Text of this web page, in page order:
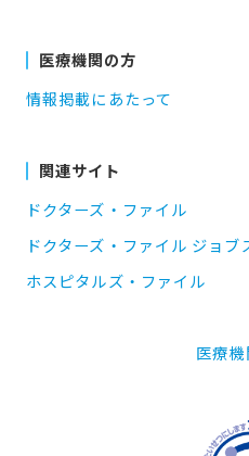
医療機関の方
情報掲載にあたって
関連サイト
ドクターズ・ファイル
ドクターズ・ファイル ジョブ
ホスピタルズ・ファイル
医療